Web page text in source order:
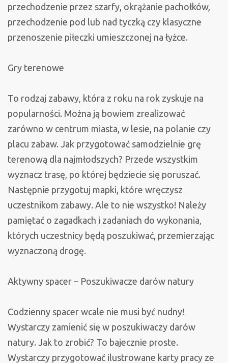
przechodzenie przez szarfy, okrążanie pachołków,
przechodzenie pod lub nad tyczką czy klasyczne
przenoszenie piłeczki umieszczonej na łyżce.
Gry terenowe
To rodzaj zabawy, która z roku na rok zyskuje na
popularności. Można ją bowiem zrealizować
zarówno w centrum miasta, w lesie, na polanie czy
placu zabaw. Jak przygotować samodzielnie grę
terenową dla najmłodszych? Przede wszystkim
wyznacz trasę, po której będziecie się poruszać.
Następnie przygotuj mapki, które wręczysz
uczestnikom zabawy. Ale to nie wszystko! Należy
pamiętać o zagadkach i zadaniach do wykonania,
których uczestnicy będą poszukiwać, przemierzając
wyznaczoną drogę.
Aktywny spacer – Poszukiwacze darów natury
Codzienny spacer wcale nie musi być nudny!
Wystarczy zamienić się w poszukiwaczy darów
natury. Jak to zrobić? To bajecznie proste.
Wystarczy przygotować ilustrowane karty pracy ze